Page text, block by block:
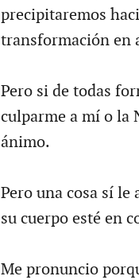
precipitaremos
transformación en
Pero si de todas
culparme a mí o la
ánimo.
Pero una cosa sí
su cuerpo esté en
Me pronuncio